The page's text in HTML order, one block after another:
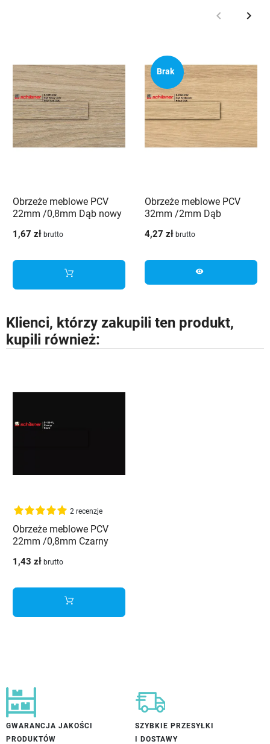
Poprzedni
keyboard_arrow_left keyboard_arrow_right
Obrzeże meblowe PCV
22mm /0,8mm Dąb nowy
1,67 zł brutto
Brak
Obrzeże meblowe PCV
32mm /2mm Dąb
Schilsner
4,27 zł brutto
visibility
Klienci, którzy zakupili ten produkt,
kupili również:
2 recenzje
Obrzeże meblowe PCV
22mm /0,8mm Czarny
1,43 zł brutto
GWARANCJA JAKOŚCI
PRODUKTÓW
SZYBKIE PRZESYŁKI
I DOSTAWY